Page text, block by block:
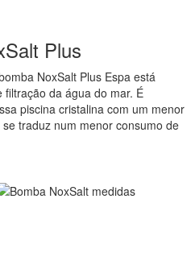
Plus
NoxSalt Plus Espa está
da água do mar. É
piscina cristalina com um menor
traduz num menor consumo de